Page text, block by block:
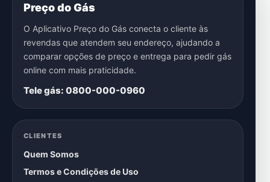
Preço do Gás
O Aplicativo Preço do Gás conecta o cliente às
revendas que atendem seu endereço, ajudando a
comparar opções de preço e entrega para pedir gás
online com mais praticidade.
Tele gás: 0800-000-0960
CLIENTES
Quem Somos
Termos e Condições de Uso